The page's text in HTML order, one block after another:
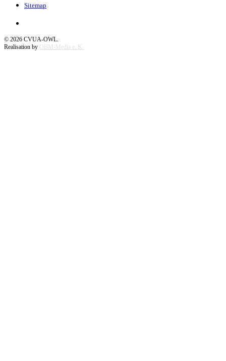
Sitemap
© 2026 CVUA-OWL.
Realisation by OBM-Media e. K.